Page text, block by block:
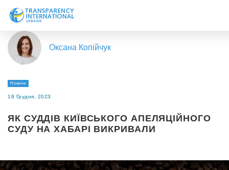
Про нас
Новини
Напрями роботи
Долучитися
Оксана Копійчук
Новини
18 Грудня, 2023
ЯК СУДДІВ КИЇВСЬКОГО АПЕЛЯЦІЙНОГО
СУДУ НА ХАБАРІ ВИКРИВАЛИ